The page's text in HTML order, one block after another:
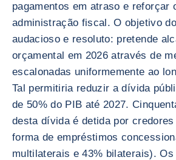
pagamentos em atraso e reforçar
administração fiscal. O objetivo
audacioso e resoluto: pretende
orçamental em 2026 através de
escalonadas uniformemente ao
Tal permitiria reduzir a dívida
de 50% do PIB até 2027.
desta dívida é detida por
forma de empréstimos
multilaterais e 43% bilaterais). Os